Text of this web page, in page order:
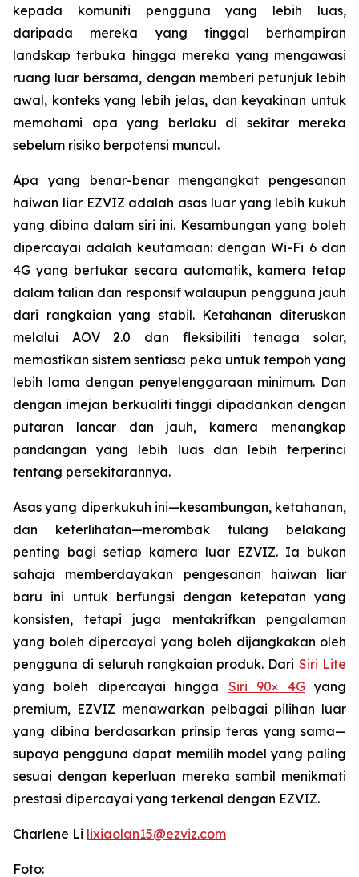
kepada komuniti pengguna yang lebih luas,
daripada mereka yang tinggal berhampiran
landskap terbuka hingga mereka yang mengawasi
ruang luar bersama, dengan memberi petunjuk lebih
awal, konteks yang lebih jelas, dan keyakinan untuk
memahami apa yang berlaku di sekitar mereka
sebelum risiko berpotensi muncul.
Apa yang benar-benar mengangkat pengesanan
haiwan liar EZVIZ adalah asas luar yang lebih kukuh
yang dibina dalam siri ini. Kesambungan yang boleh
dipercayai adalah keutamaan: dengan Wi-Fi 6 dan
4G yang bertukar secara automatik, kamera tetap
dalam talian dan responsif walaupun pengguna jauh
dari rangkaian yang stabil. Ketahanan diteruskan
melalui AOV 2.0 dan fleksibiliti tenaga solar,
memastikan sistem sentiasa peka untuk tempoh yang
lebih lama dengan penyelenggaraan minimum. Dan
dengan imejan berkualiti tinggi dipadankan dengan
putaran lancar dan jauh, kamera menangkap
pandangan yang lebih luas dan lebih terperinci
tentang persekitarannya.
Asas yang diperkukuh ini—kesambungan, ketahanan,
dan keterlihatan—merombak tulang belakang
penting bagi setiap kamera luar EZVIZ. Ia bukan
sahaja memberdayakan pengesanan haiwan liar
baru ini untuk berfungsi dengan ketepatan yang
konsisten, tetapi juga mentakrifkan pengalaman
yang boleh dipercayai yang boleh dijangkakan oleh
pengguna di seluruh rangkaian produk. Dari Siri Lite
yang boleh dipercayai hingga Siri 90× 4Gyang
premium, EZVIZ menawarkan pelbagai pilihan luar
yang dibina berdasarkan prinsip teras yang sama—
supaya pengguna dapat memilih model yang paling
sesuai dengan keperluan mereka sambil menikmati
prestasi dipercayai yang terkenal dengan EZVIZ.
Charlene Li lixiaolan15@ezviz.com
Foto: